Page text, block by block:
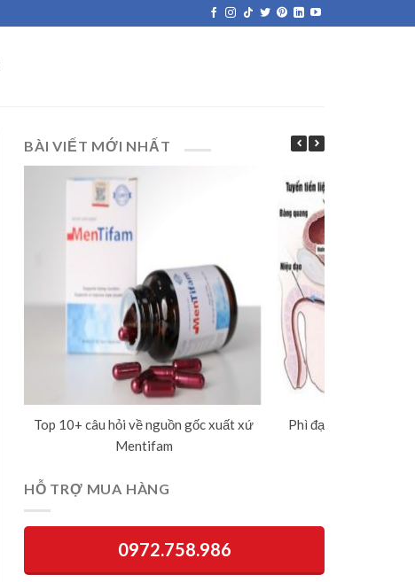
BÀI VIẾT MỚI NHẤT
Top 10+ câu hỏi về nguồn gốc xuất xứ
Mentifam
Phì đại tiền liệt tuyến
HỖ TRỢ MUA HÀNG
0972.758.986